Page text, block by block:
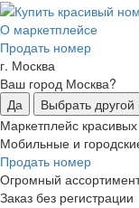
О маркетплейсе
Продать номер
г. Москва
Ваш город Москва?
Да
Выбрать другой
Маркетплейс
Мобильные и
Продать номер
Огромный
Заказ без регистрации